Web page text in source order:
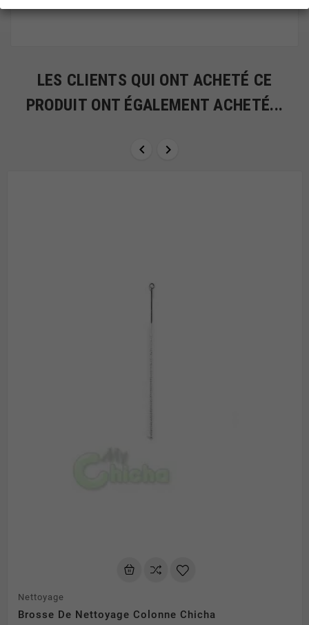
LES CLIENTS QUI ONT ACHETÉ CE
PRODUIT ONT ÉGALEMENT ACHETÉ...
 
Nettoyage
Brosse De Nettoyage Colonne Chicha